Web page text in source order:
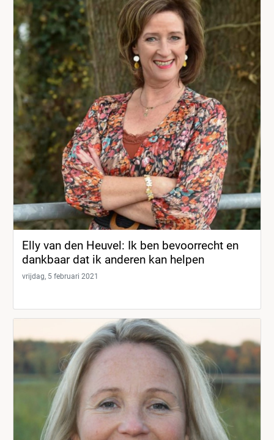
Elly van den Heuvel: Ik ben bevoorrecht en
dankbaar dat ik anderen kan helpen
vrijdag, 5 februari 2021